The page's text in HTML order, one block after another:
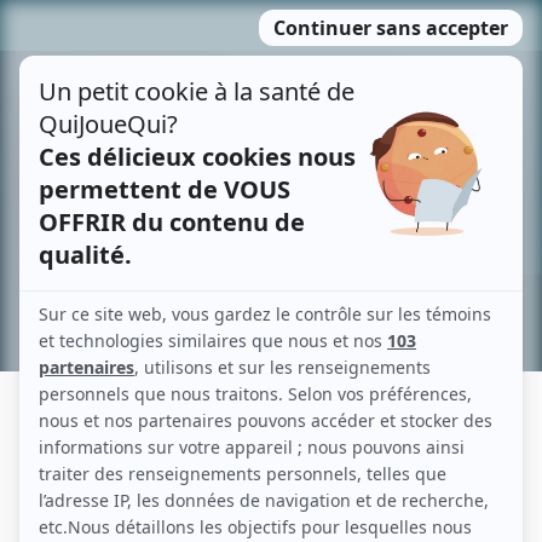
MENU
contenu
Recherche avancée »
ROBERT POWELL
Liens
Fiche de Robert Powell sur Showbizz.net